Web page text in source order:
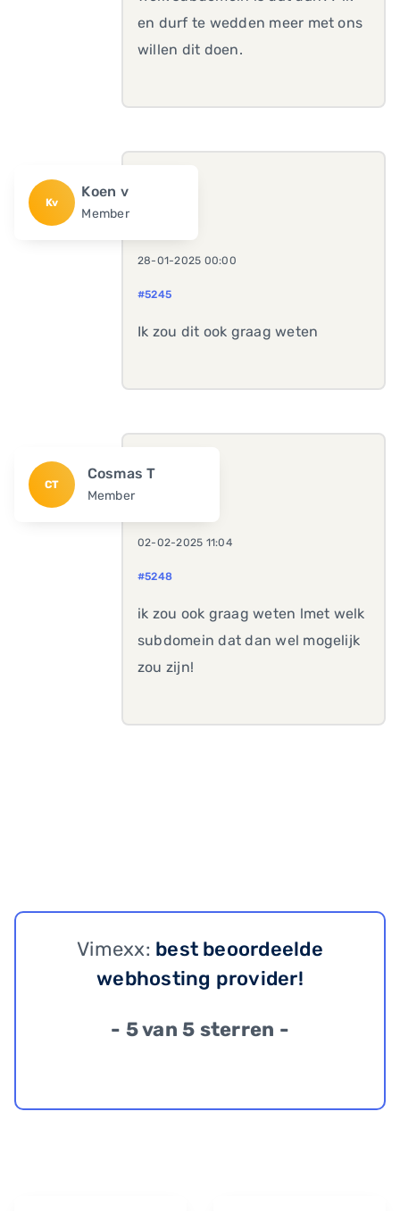
en durf te wedden meer met ons
willen dit doen.
Kv
Koen v
Member
28-01-2025 00:00
#5245
Ik zou dit ook graag weten
CT
Cosmas T
Member
02-02-2025 11:04
#5248
ik zou ook graag weten lmet welk
subdomein dat dan wel mogelijk
zou zijn!
Vimexx: best beoordeelde
webhosting provider!
- 5 van 5 sterren -